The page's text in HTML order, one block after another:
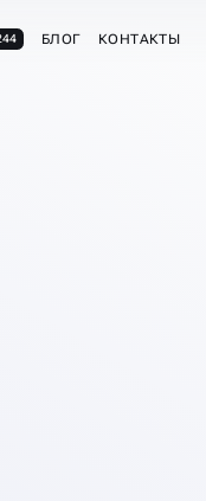
БЛОГ КОНТАКТЫ